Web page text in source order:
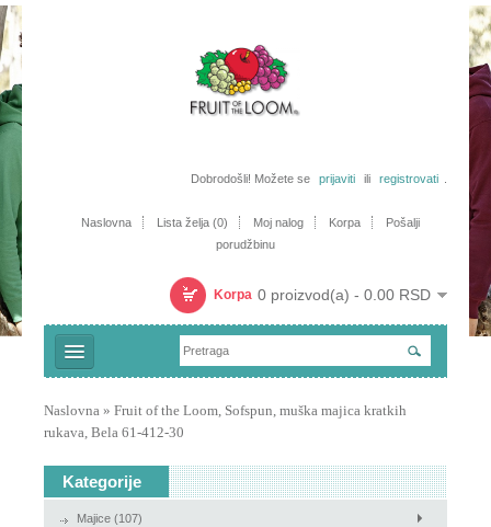
Dobrodošli! Možete se prijaviti ili registrovati
Naslovna Lista želja (0) Moj nalog Korpa
Pošalji
porudžbinu
Korpa 0 proizvod(a) - 0.00 RSD
Trenerke i šorcevi
Polo majice
Naslovna » Fruit of the Loom, Sofspun, muška majica kratkih
rukava, Bela 61-412-30
Kategorije
Majice (107)